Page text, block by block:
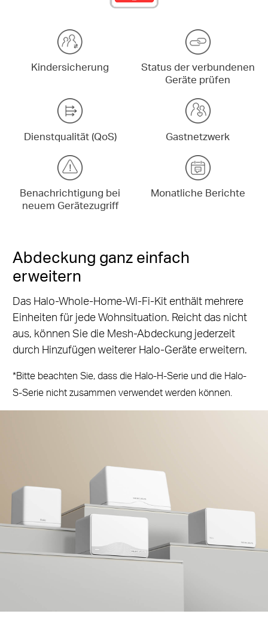
Kindersicherung
Status der verbundenen
Geräte prüfen
Dienstqualität (QoS) Gastnetzwerk
Benachrichtigung bei
neuem Gerätezugriff
Monatliche Berichte
Abdeckung ganz einfach
erweitern
Das Halo-Whole-Home-Wi-Fi-Kit enthält mehrere
Einheiten für jede Wohnsituation. Reicht das nicht
aus, können Sie die Mesh-Abdeckung jederzeit
durch Hinzufügen weiterer Halo-Geräte erweitern.
*Bitte beachten Sie, dass die Halo-H-Serie und die Halo-
S-Serie nicht zusammen verwendet werden können.